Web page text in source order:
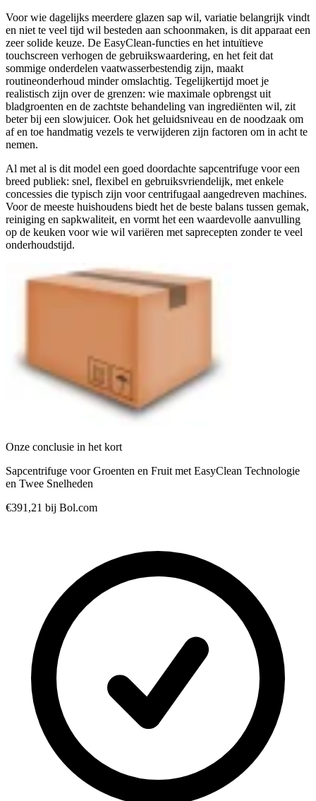
Voor wie dagelijks meerdere glazen sap wil, variatie belangrijk vindt
en niet te veel tijd wil besteden aan schoonmaken, is dit apparaat een
zeer solide keuze. De EasyClean-functies en het intuïtieve
touchscreen verhogen de gebruikswaardering, en het feit dat
sommige onderdelen vaatwasserbestendig zijn, maakt
routineonderhoud minder omslachtig. Tegelijkertijd moet je
realistisch zijn over de grenzen: wie maximale opbrengst uit
bladgroenten en de zachtste behandeling van ingrediënten wil, zit
beter bij een slowjuicer. Ook het geluidsniveau en de noodzaak om
af en toe handmatig vezels te verwijderen zijn factoren om in acht te
nemen.
Al met al is dit model een goed doordachte sapcentrifuge voor een
breed publiek: snel, flexibel en gebruiksvriendelijk, met enkele
concessies die typisch zijn voor centrifugaal aangedreven machines.
Voor de meeste huishoudens biedt het de beste balans tussen gemak,
reiniging en sapkwaliteit, en vormt het een waardevolle aanvulling
op de keuken voor wie wil variëren met saprecepten zonder te veel
onderhoudstijd.
Onze conclusie in het kort
Sapcentrifuge voor Groenten en Fruit met EasyClean Technologie
en Twee Snelheden
€391,21 bij Bol.com